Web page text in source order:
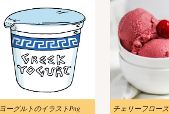
ヨーグルトのイラストPng